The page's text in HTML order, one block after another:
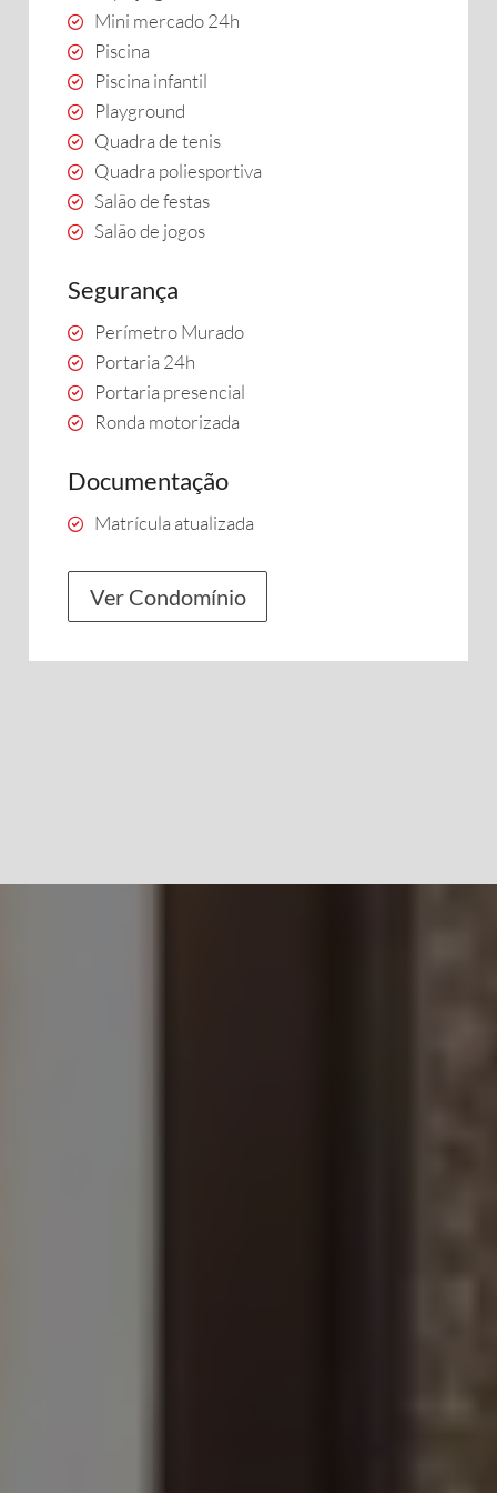
Mini mercado 24h
Piscina
Piscina infantil
Playground
Quadra de tenis
Quadra poliesportiva
Salão de festas
Salão de jogos
Segurança
Perímetro Murado
Portaria 24h
Portaria presencial
Ronda motorizada
Documentação
Matrícula atualizada
Ver Condomínio